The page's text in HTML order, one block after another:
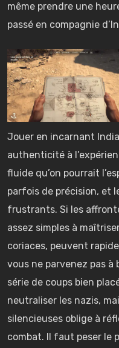
même prendre une
passé en compagnie
Jouer en incarnant
authenticité à
fluide qu’on pourrait
parfois de précision, et
frustrants. Si les
assez simples à
coriaces, peuvent
vous ne parvenez pas
série de coups bien
neutraliser les nazis,
silencieuses oblige à
combat. Il faut peser le